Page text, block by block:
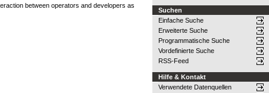
between operators and developers as
Suchen
Einfache Suche
Erweiterte Suche
Programmatische Suche
Vordefinierte Suche
RSS-Feed
Hilfe & Kontakt
Verwendete Datenquellen